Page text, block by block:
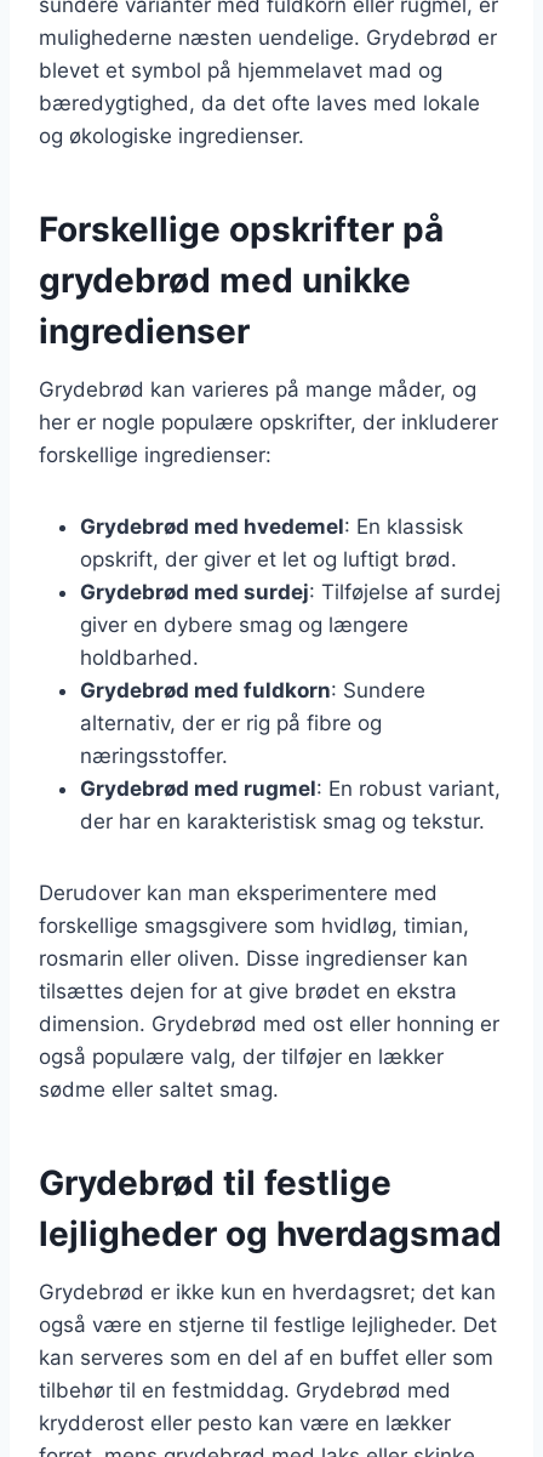
mulighederne næsten uendelige. Grydebrød er
blevet et symbol på hjemmelavet mad og
bæredygtighed, da det ofte laves med lokale
og økologiske ingredienser.
Forskellige opskrifter på
grydebrød med unikke
ingredienser
Grydebrød kan varieres på mange måder, og
her er nogle populære opskrifter, der inkluderer
forskellige ingredienser:
Grydebrød med hvedemel: En klassisk
opskrift, der giver et let og luftigt brød.
Grydebrød med surdej: Tilføjelse af surdej
giver en dybere smag og længere
holdbarhed.
Grydebrød med fuldkorn: Sundere
alternativ, der er rig på fibre og
næringsstoffer.
Grydebrød med rugmel: En robust variant,
der har en karakteristisk smag og tekstur.
Derudover kan man eksperimentere med
forskellige smagsgivere som hvidløg, timian,
rosmarin eller oliven. Disse ingredienser kan
tilsættes dejen for at give brødet en ekstra
dimension. Grydebrød med ost eller honning er
også populære valg, der tilføjer en lækker
sødme eller saltet smag.
Grydebrød til festlige
lejligheder og hverdagsmad
Grydebrød er ikke kun en hverdagsret; det kan
også være en stjerne til festlige lejligheder. Det
kan serveres som en del af en buffet eller som
tilbehør til en festmiddag. Grydebrød med
krydderost eller pesto kan være en lækker